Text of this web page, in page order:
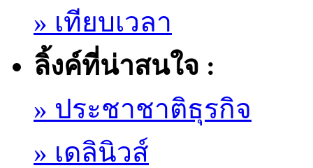
» เทียบเวลา
ลิ้งค์ที่น่าสนใจ :
» ประชาชาติธุรกิจ
» เดลินิวส์